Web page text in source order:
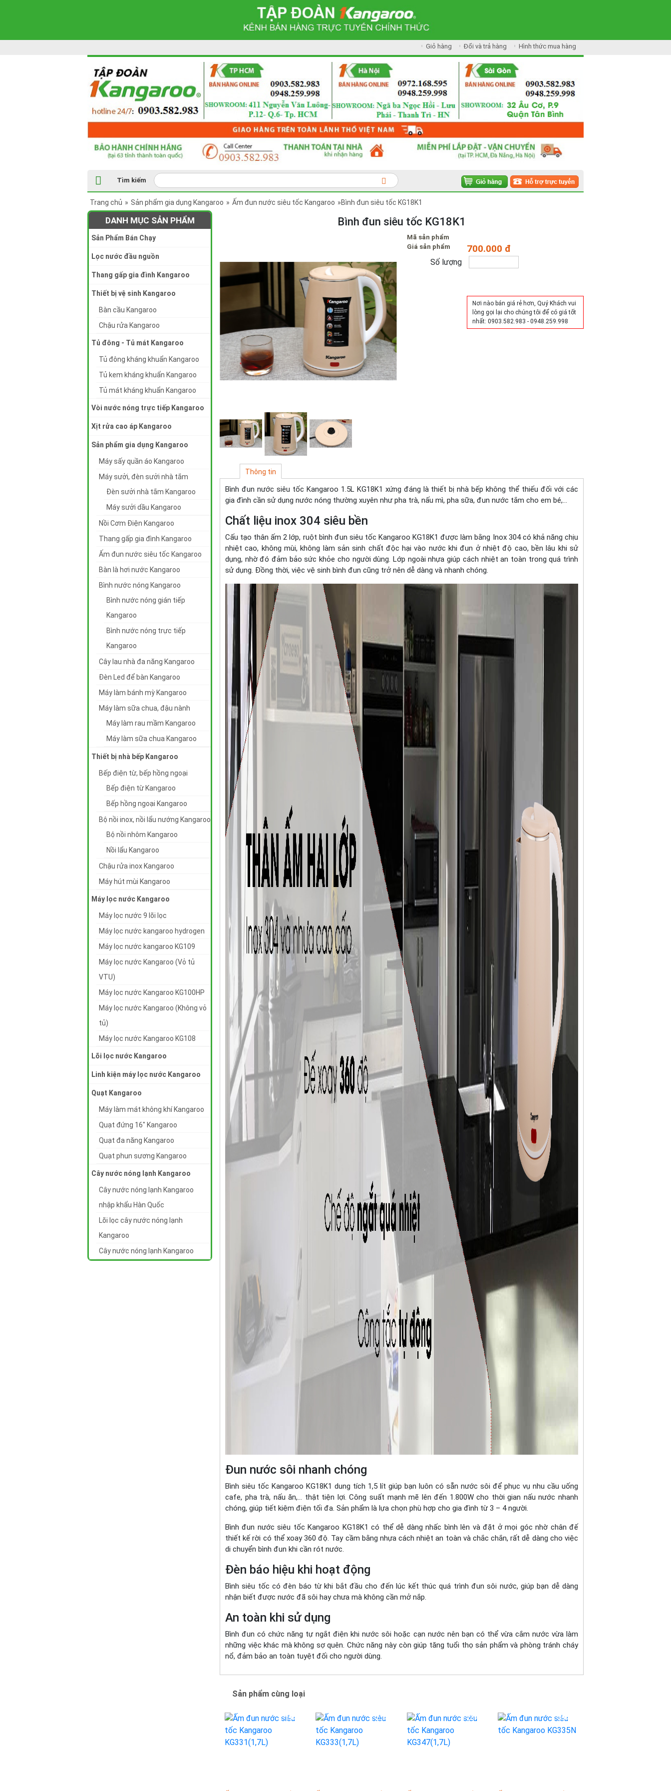
Giỏ hàng Đổi và trả hàng Hình thức mua hàng
Tìm kiếm
Trang chủ » Sản phẩm gia dụng Kangaroo » Ấm đun nước siêu tốc Kangaroo »Bình đun siêu tốc KG18K1
DANH MỤC SẢN PHẨM
Sản Phẩm Bán Chạy
Lọc nước đầu nguồn
Thang gấp gia đình Kangaroo
Thiết bị vệ sinh Kangaroo
Bàn cầu Kangaroo
Chậu rửa Kangaroo
Tủ đông - Tủ mát Kangaroo
Tủ đông kháng khuẩn Kangaroo
Tủ kem kháng khuẩn Kangaroo
Tủ mát kháng khuẩn Kangaroo
Vòi nước nóng trực tiếp Kangaroo
Xịt rửa cao áp Kangaroo
Sản phẩm gia dụng Kangaroo
Máy sấy quần áo Kangaroo
Máy sưởi, đèn sưởi nhà tắm
Đèn sưởi nhà tắm Kangaroo
Máy sưởi dầu Kangaroo
Nồi Cơm Điện Kangaroo
Thang gấp gia đình Kangaroo
Ấm đun nước siêu tốc Kangaroo
Bàn là hơi nước Kangaroo
Bình nước nóng Kangaroo
Bình nước nóng gián tiếp
Kangaroo
Bình nước nóng trực tiếp
Kangaroo
Cây lau nhà đa năng Kangaroo
Đèn Led để bàn Kangaroo
Máy làm bánh mỳ Kangaroo
Máy làm sữa chua, đậu nành
Máy làm rau mầm Kangaroo
Máy làm sữa chua Kangaroo
Thiết bị nhà bếp Kangaroo
Bếp điện từ, bếp hồng ngoại
Bếp điện từ Kangaroo
Bếp hồng ngoại Kangaroo
Bộ nồi inox, nồi lẩu nướng Kangaroo
Bộ nồi nhôm Kangaroo
Nồi lẩu Kangaroo
Chậu rửa inox Kangaroo
Máy hút mùi Kangaroo
Máy lọc nước Kangaroo
Máy lọc nước 9 lõi lọc
Máy lọc nước kangaroo hydrogen
Máy lọc nước kangaroo KG109
Máy lọc nước Kangaroo (Vỏ tủ
VTU)
Máy lọc nước Kangaroo KG100HP
Máy lọc nước Kangaroo (Không vỏ
tủ)
Máy lọc nước Kangaroo KG108
Lõi lọc nước Kangaroo
Linh kiện máy lọc nước Kangaroo
Quạt Kangaroo
Máy làm mát không khí Kangaroo
Quạt đứng 16" Kangaroo
Quạt đa năng Kangaroo
Quạt phun sương Kangaroo
Cây nước nóng lạnh Kangaroo
Cây nước nóng lạnh Kangaroo
nhập khẩu Hàn Quốc
Lõi lọc cây nước nóng lạnh
Kangaroo
Cây nước nóng lạnh Kangaroo
Bình đun siêu tốc KG18K1
Mã sản phẩm
Giá sản phẩm
700.000 đ
Số lượng
Nơi nào bán giá rẻ hơn, Quý Khách vui
lòng gọi lại cho chúng tôi để có giá tốt
nhất: 0903.582.983 - 0948.259.998
Thông tin
Bình đun nước siêu tốc Kangaroo 1.5L KG18K1 xứng đáng là thiết bị nhà bếp không thể thiếu đối với các
gia đình cần sử dụng nước nóng thường xuyên như pha trà, nấu mì, pha sữa, đun nước tắm cho em bé,…
Chất liệu inox 304 siêu bền
Cấu tạo thân ấm 2 lớp, ruột bình đun siêu tốc Kangaroo KG18K1 được làm bằng Inox 304 có khả năng chịu
nhiệt cao, không mùi, không làm sản sinh chất độc hại vào nước khi đun ở nhiệt độ cao, bền lâu khi sử
dụng, nhờ đó đảm bảo sức khỏe cho người dùng. Lớp ngoài nhựa giúp cách nhiệt an toàn trong quá trình
sử dụng. Đồng thời, việc vệ sinh bình đun cũng trở nên dễ dàng và nhanh chóng.
Đun nước sôi nhanh chóng
Bình siêu tốc Kangaroo KG18K1 dung tích 1,5 lít giúp bạn luôn có sẵn nước sôi để phục vụ nhu cầu uống
cafe, pha trà, nấu ăn,… thật tiện lợi. Công suất mạnh mẽ lên đến 1.800W cho thời gian nấu nước nhanh
chóng, giúp tiết kiệm điện tối đa. Sản phẩm là lựa chọn phù hợp cho gia đình từ 3 – 4 người.
Bình đun nước siêu tốc Kangaroo KG18K1 có thể dễ dàng nhấc bình lên và đặt ở mọi góc nhờ chân đế
thiết kế rời có thể xoay 360 độ. Tay cầm bằng nhựa cách nhiệt an toàn và chắc chắn, rất dễ dàng cho việc
di chuyển bình đun khi cần rót nước.
Đèn báo hiệu khi hoạt động
Bình siêu tốc có đèn báo từ khi bắt đầu cho đến lúc kết thúc quá trình đun sôi nước, giúp bạn dễ dàng
nhận biết được nước đã sôi hay chưa mà không cần mở nắp.
An toàn khi sử dụng
Bình đun có chức năng tự ngắt điện khi nước sôi hoặc cạn nước nên bạn có thể vừa cắm nước vừa làm
những việc khác mà không sợ quên. Chức năng này còn giúp tăng tuổi thọ sản phẩm và phòng tránh cháy
nổ, đảm bảo an toàn tuyệt đối cho người dùng.
Sản phẩm cùng loại
-19% -21% -23% -39%